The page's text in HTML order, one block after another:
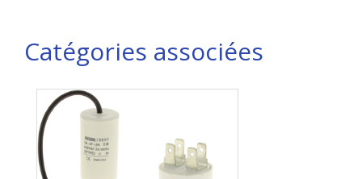
Catégories associées